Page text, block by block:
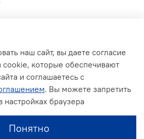
персональных данных для
наш сайт, вы даете согласие
cookie, которые обеспечивают
и соглашаетесь с
. Вы можете запретить
браузера
Понятно